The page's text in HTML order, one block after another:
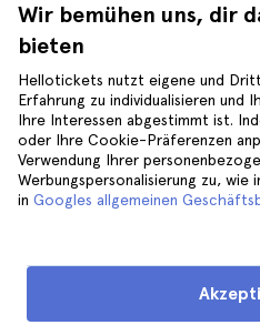
Wir bemühen uns, dir
bieten
Hellotickets nutzt eigene und
Erfahrung zu individualisieren und
Ihre Interessen abgestimmt ist.
oder Ihre Cookie-Präferenzen
Verwendung Ihrer
Werbungspersonalisierung zu, wie
in Googles allgemeinen
Datenschutz
Allgemeine
Geschäftsbedingungen
Rechtsberatung
Cookies
Hilfe